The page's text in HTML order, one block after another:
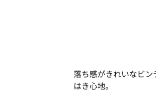
落ち感がきれいなビ
はき心地。